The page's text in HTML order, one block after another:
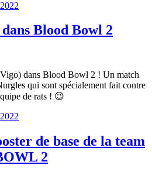
Blood Bowl 2
dans Blood Bowl 2 ! Un match
qui sont spécialement fait contre
de rats ! 😉
de base de la team
2